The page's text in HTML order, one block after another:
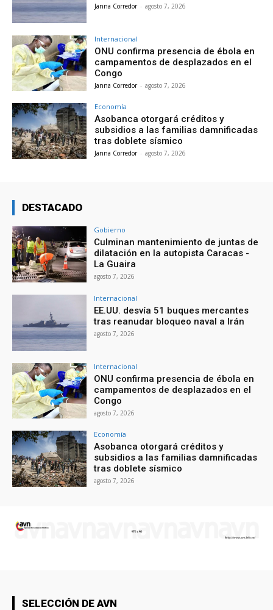
Janna Corredor - agosto 7, 2026
Internacional
ONU confirma presencia de ébola en
campamentos de desplazados en el
Congo
Janna Corredor - agosto 7, 2026
Economía
Asobanca otorgará créditos y
subsidios a las familias damnificadas
tras doblete sísmico
Janna Corredor - agosto 7, 2026
DESTACADO
Gobierno
Culminan mantenimiento de juntas de
dilatación en la autopista Caracas -
La Guaira
agosto 7, 2026
Internacional
EE.UU. desvía 51 buques mercantes
tras reanudar bloqueo naval a Irán
agosto 7, 2026
Internacional
ONU confirma presencia de ébola en
campamentos de desplazados en el
Congo
agosto 7, 2026
Economía
Asobanca otorgará créditos y
subsidios a las familias damnificadas
tras doblete sísmico
agosto 7, 2026
SELECCIÓN DE AVN